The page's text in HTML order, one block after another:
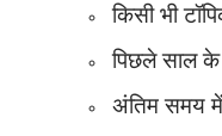
किसी भी
पिछले साल
अंतिम समय में